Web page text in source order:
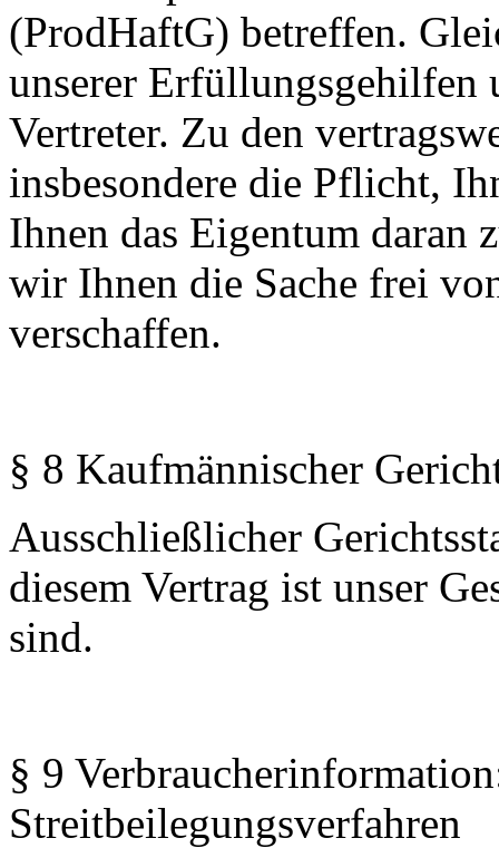
(ProdHaftG) betreffen.
unserer Erfüllungsgehilfen
Vertreter. Zu den
insbesondere die Pflicht,
Ihnen das Eigentum daran
wir Ihnen die Sache frei
verschaffen.
§ 8 Kaufmännischer
Ausschließlicher
diesem Vertrag ist unser
sind.
§ 9
Streitbeilegungsverfahren